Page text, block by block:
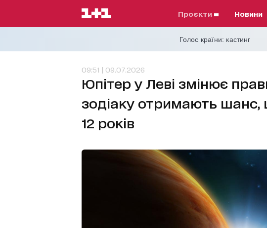
проєкти Новини
Голос країни: кастинг
09:51 | 09.07.2026
Юпітер у Леві змінює
зодіаку отримають
12 років